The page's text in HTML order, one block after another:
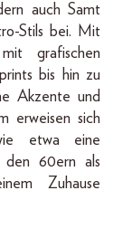
auch Samt
Stils bei. Mit
grafischen
bis hin zu
Akzente und
erweisen sich
etwa eine
den 60ern als
Zuhause